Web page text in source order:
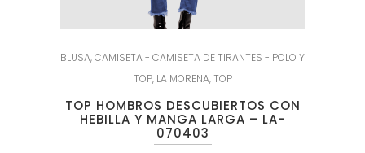
BLUSA,CAMISETA - CAMISETA DE TIRANTES - POLO Y
TOP, LA MORENA,TOP
TOP HOMBROS DESCUBIERTOS CON
HEBILLA Y MANGA LARGA – LA-
070403